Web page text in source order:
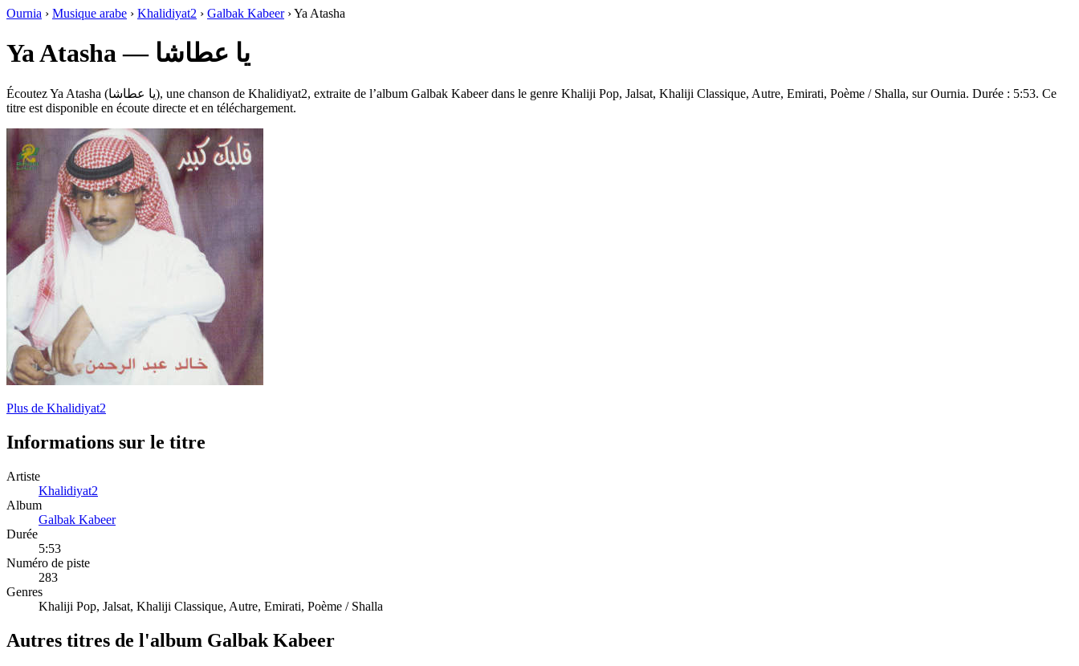
Ournia › Musique arabe › Khalidiyat2 › Galbak Kabeer›Ya Atasha
Ya Atasha — يا عطاشا
Écoutez Ya Atasha (يا عطاشا), une chanson de Khalidiyat2, extraite de l’album Galbak Kabeer dans le genre Khaliji Pop, Jalsat, Khaliji Classique, Autre, Emirati, Poème / Shalla, sur Ournia. Durée : 5:53. Ce
titre est disponible en écoute directe et en téléchargement.
Plus de Khalidiyat2
Informations sur le titre
Artiste
Khalidiyat2
Album
Galbak Kabeer
Durée
5:53
Numéro de piste
283
Genres
Khaliji Pop, Jalsat, Khaliji Classique, Autre, Emirati, Poème / Shalla
Autres titres de l'album Galbak Kabeer